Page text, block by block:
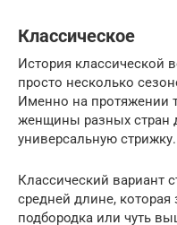
Классическое
История классической
просто несколько
Именно на протяжении
женщины разных стран
универсальную стрижку.
Классический вариант
средней длине, которая
подбородка или чуть